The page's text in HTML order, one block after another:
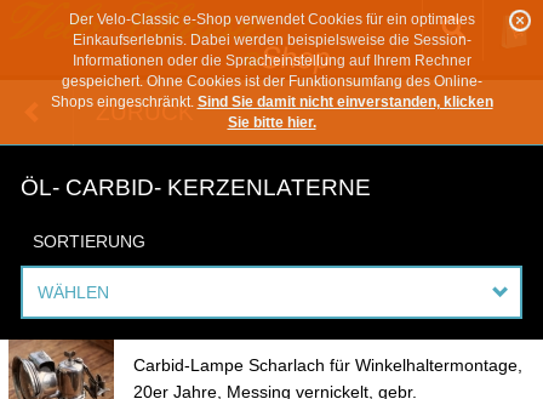
Der Velo-Classic e-Shop verwendet Cookies für ein optimales
Einkaufserlebnis. Dabei werden beispielsweise die Session-
Informationen oder die Spracheinstellung auf Ihrem Rechner
gespeichert. Ohne Cookies ist der Funktionsumfang des Online-
Shops eingeschränkt. Sind Sie damit nicht einverstanden, klicken
Sie bitte hier.
ZURÜCK
ÖL- CARBID- KERZENLATERNE
SORTIERUNG
WÄHLEN
Carbid-Lampe Scharlach für Winkelhaltermontage,
20er Jahre, Messing vernickelt, gebr.